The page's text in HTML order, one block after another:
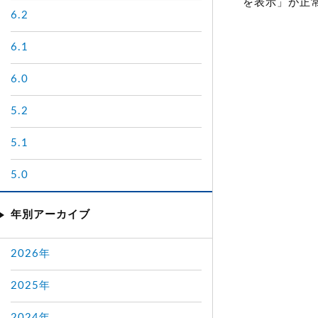
を表示」が正
6.2
6.1
6.0
5.2
5.1
5.0
年別アーカイブ
2026年
2025年